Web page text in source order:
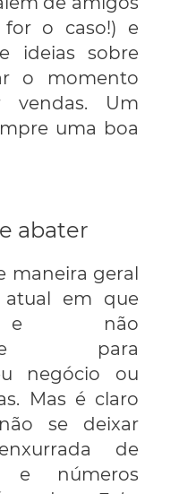
for o caso!) e
ideias sobre
o momento
vendas. Um
uma boa
abater
maneira geral
em que
e não
para
negócio ou
Mas é claro
se deixar
de
e números